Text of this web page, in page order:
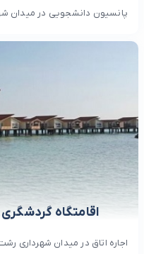
پانسیون دانشجویی در میدان
اقامتگاه
اجاره اتاق در میدان شهرداری رشت